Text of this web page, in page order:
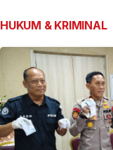
HUKUM & KRIMINAL